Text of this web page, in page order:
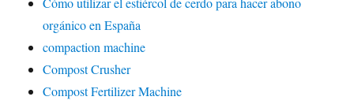
orgánico en España
compaction machine
Compost Crusher
Compost Fertilizer Machine